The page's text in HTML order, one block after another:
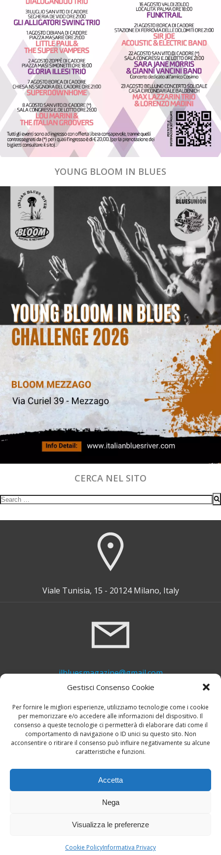
Gestisci Consenso Cookie
Per fornire le migliori esperienze, utilizziamo tecnologie come i cookie
per memorizzare e/o accedere alle informazioni del dispositivo. Il
consenso a queste tecnologie ci permetterà di elaborare dati come il
comportamento di navigazione o ID unici su questo sito. Non
acconsentire o ritirare il consenso può influire negativamente su alcune
caratteristiche e funzioni.
Accetta
Nega
Visualizza le preferenze
Cookie PolicyInformativa Privacy
YOUNG BLOOM IN BLUES
CERCA NEL SITO
Search
Viale Tunisia, 15 - 20124 Milano, Italy
ilbluesmagazine@gmail.com
+39 339 748 6635
© 2026 Il Blues Magazine. Powered by